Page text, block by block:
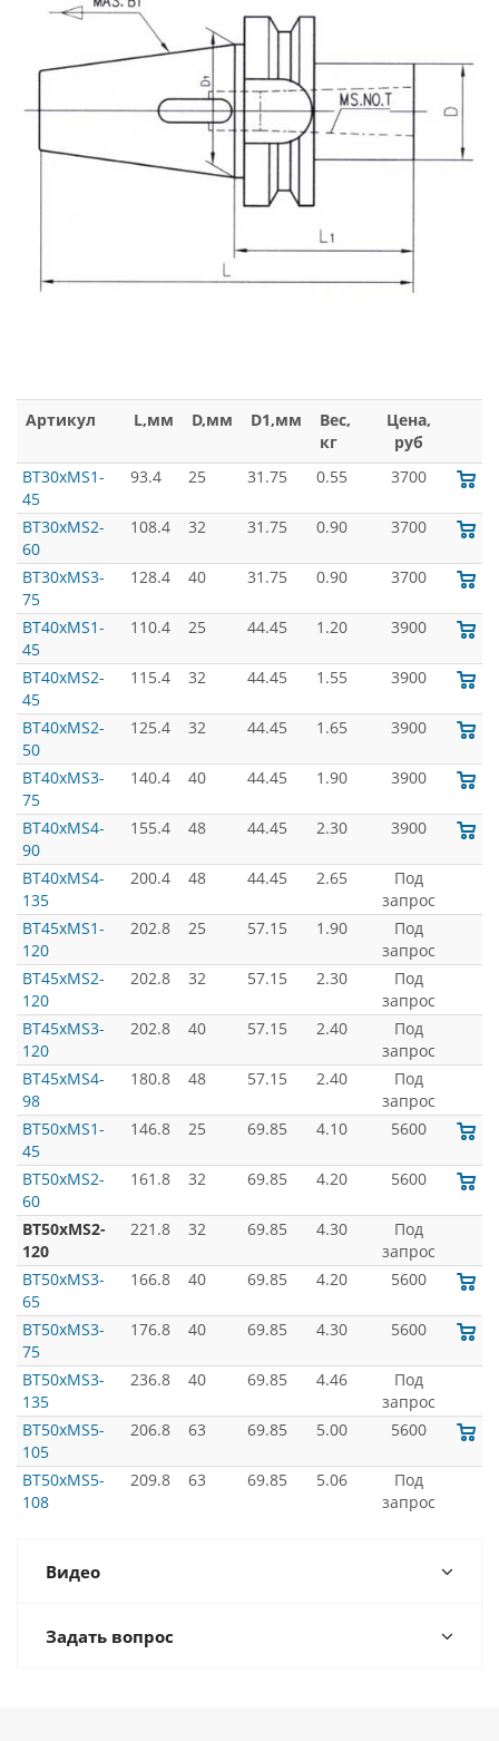
Артикул L,мм D,мм D1,мм
Вес,
кг
Цена,
руб
BT30xMS1-
45
93.4 25 31.75 0.55 3700
BT30xMS2-
60
108.4 32 31.75 0.90 3700
BT30xMS3-
75
128.4 40 31.75 0.90 3700
BT40xMS1-
45
110.4 25 44.45 1.20 3900
BT40xMS2-
45
115.4 32 44.45 1.55 3900
BT40xMS2-
50
125.4 32 44.45 1.65 3900
BT40xMS3-
75
140.4 40 44.45 1.90 3900
BT40xMS4-
90
155.4 48 44.45 2.30 3900
BT40xMS4-
135
200.4 48 44.45 2.65
Под
запрос
BT45xMS1-
120
202.8 25 57.15 1.90
Под
запрос
BT45xMS2-
120
202.8 32 57.15 2.30
Под
запрос
BT45xMS3-
120
202.8 40 57.15 2.40
Под
запрос
BT45xMS4-
98
180.8 48 57.15 2.40
Под
запрос
BT50xMS1-
45
146.8 25 69.85 4.10 5600
BT50xMS2-
60
161.8 32 69.85 4.20 5600
BT50xMS2-
120
221.8 32 69.85 4.30
Под
запрос
BT50xMS3-
65
166.8 40 69.85 4.20 5600
BT50xMS3-
75
176.8 40 69.85 4.30 5600
BT50xMS3-
135
236.8 40 69.85 4.46
Под
запрос
BT50xMS5-
105
206.8 63 69.85 5.00 5600
BT50xMS5-
108
209.8 63 69.85 5.06
Под
запрос
Видео
Задать вопрос